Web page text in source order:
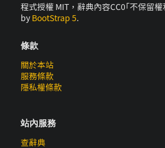
程式授權 MIT，辭典內容CC0｢不保留
by BootStrap 5.
條款
關於本站
服務條款
隱私權條款
站內服務
查辭典